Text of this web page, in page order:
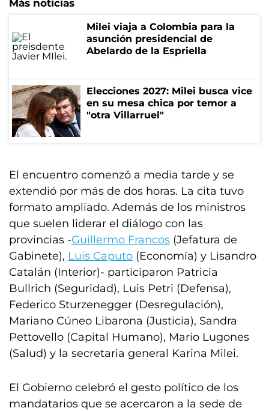
Más noticias
Milei viaja a Colombia para la
asunción presidencial de
Abelardo de la Espriella
Elecciones 2027: Milei busca vice
en su mesa chica por temor a
"otra Villarruel"
El encuentro comenzó a media tarde y se
extendió por más de dos horas. La cita tuvo
formato ampliado. Además de los ministros
que suelen liderar el diálogo con las
provincias -Guillermo Francos (Jefatura de
Gabinete), Luis Caputo (Economía) y Lisandro
Catalán (Interior)- participaron Patricia
Bullrich (Seguridad), Luis Petri (Defensa),
Federico Sturzenegger (Desregulación),
Mariano Cúneo Libarona (Justicia), Sandra
Pettovello (Capital Humano), Mario Lugones
(Salud) y la secretaria general Karina Milei.
El Gobierno celebró el gesto político de los
mandatarios que se acercaron a la sede de